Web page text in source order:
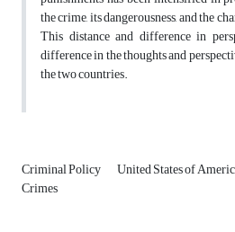
the crime, its dangerousness, and the
This distance and difference in
difference in the thoughts and
the two countries.
Criminal Policy United States of
Crimes